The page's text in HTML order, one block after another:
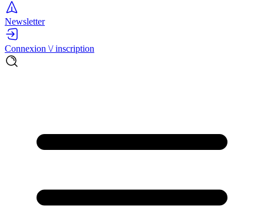
Newsletter
Connexion \/ inscription